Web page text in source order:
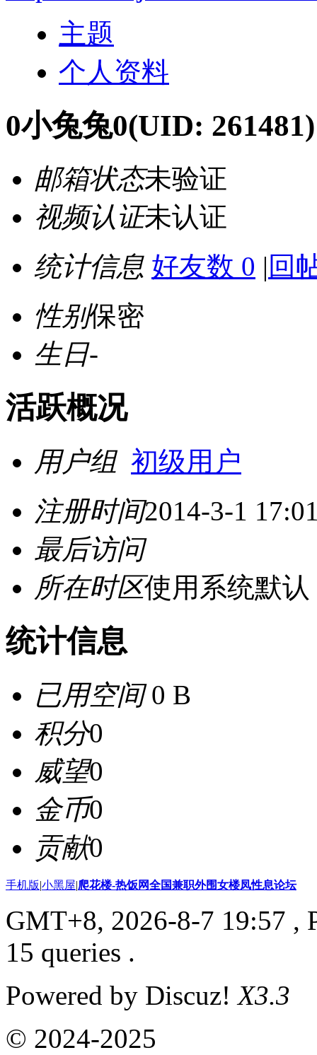
主题
个人资料
0小兔兔0(UID: 261481)
邮箱状态未验证
视频认证未认证
统计信息 好友数 0 | 回
性别保密
生日-
活跃概况
用户组 初级用户
注册时间2014-3-1
最后访问
所在时区使用系统默认
统计信息
已用空间0 B
积分0
威望0
金币0
贡献0
手机版|小黑屋|爬花楼-热饭网全国兼职外围女楼凤性息论坛
GMT+8, 2026-8-7 19:57 ,
15 queries .
Powered by Discuz!X3.3
© 2024-2025